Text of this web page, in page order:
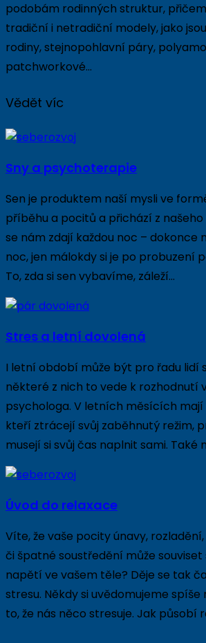
podobám rodinných struktur,
tradiční i netradiční modely, jako
rodiny, stejnopohlavní páry,
patchworkové…
Vědět víc
Sny a psychoterapie
Sen je produktem naší mysli ve
příběhu a pocitů a přichází z
se nám zdají každou noc – dokonce
noc, jen málokdy si je po probuzení
To, zda si sen vybavíme, záleží…
Stres a letní dovolená
I letní období může být pro řadu lidí
některé z nich to vede k rozhodnutí
psychologa. V letních měsících
kteří ztrácejí svůj zaběhnutý režim,
musejí si svůj čas naplnit sami. Také
Úvod do relaxace
Víte, že vaše pocity únavy,
či špatné soustředění může
napětí ve vašem těle? Děje se tak
stresu. Někdy si uvědomujeme spíše
to, že nás něco stresuje. Jak působí